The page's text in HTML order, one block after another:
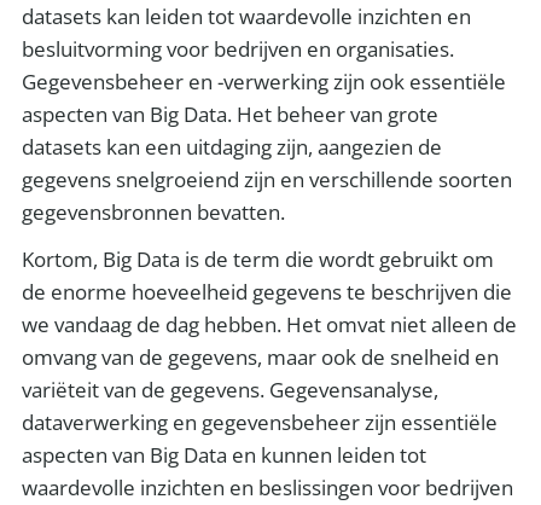
datasets kan leiden tot waardevolle inzichten en
besluitvorming voor bedrijven en organisaties.
Gegevensbeheer en -verwerking zijn ook essentiële
aspecten van Big Data. Het beheer van grote
datasets kan een uitdaging zijn, aangezien de
gegevens snelgroeiend zijn en verschillende soorten
gegevensbronnen bevatten.
Kortom, Big Data is de term die wordt gebruikt om
de enorme hoeveelheid gegevens te beschrijven die
we vandaag de dag hebben. Het omvat niet alleen de
omvang van de gegevens, maar ook de snelheid en
variëteit van de gegevens. Gegevensanalyse,
dataverwerking en gegevensbeheer zijn essentiële
aspecten van Big Data en kunnen leiden tot
waardevolle inzichten en beslissingen voor bedrijven